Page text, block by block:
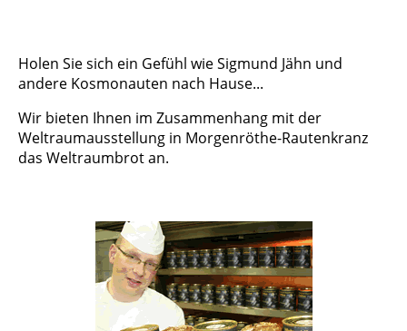
Holen Sie sich ein Gefühl wie Sigmund Jähn und
andere Kosmonauten nach Hause...
Wir bieten Ihnen im Zusammenhang mit der
Weltraumausstellung in Morgenröthe-Rautenkranz
das Weltraumbrot an.